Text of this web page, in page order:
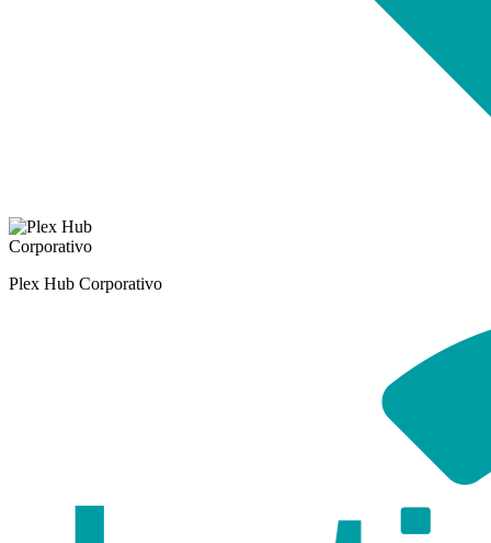
Plex Hub Corporativo